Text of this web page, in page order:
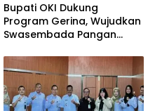
Bupati OKI Dukung
Program Gerina, Wujudkan
Swasembada Pangan
samping menjadi lebih
menarik